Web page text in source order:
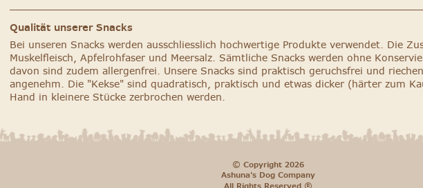
Qualität unserer Snacks
Bei unseren Snacks werden ausschliesslich hochwertige Produkte verwendet. Die
Muskelfleisch, Apfelrohfaser und Meersalz. Sämtliche Snacks werden ohne
davon sind zudem allergenfrei. Unsere Snacks sind praktisch geruchsfrei und
angenehm. Die "Kekse" sind quadratisch, praktisch und etwas dicker (härter zum
Hand in kleinere Stücke zerbrochen werden.
© Copyright 2026
Ashuna's Dog Company